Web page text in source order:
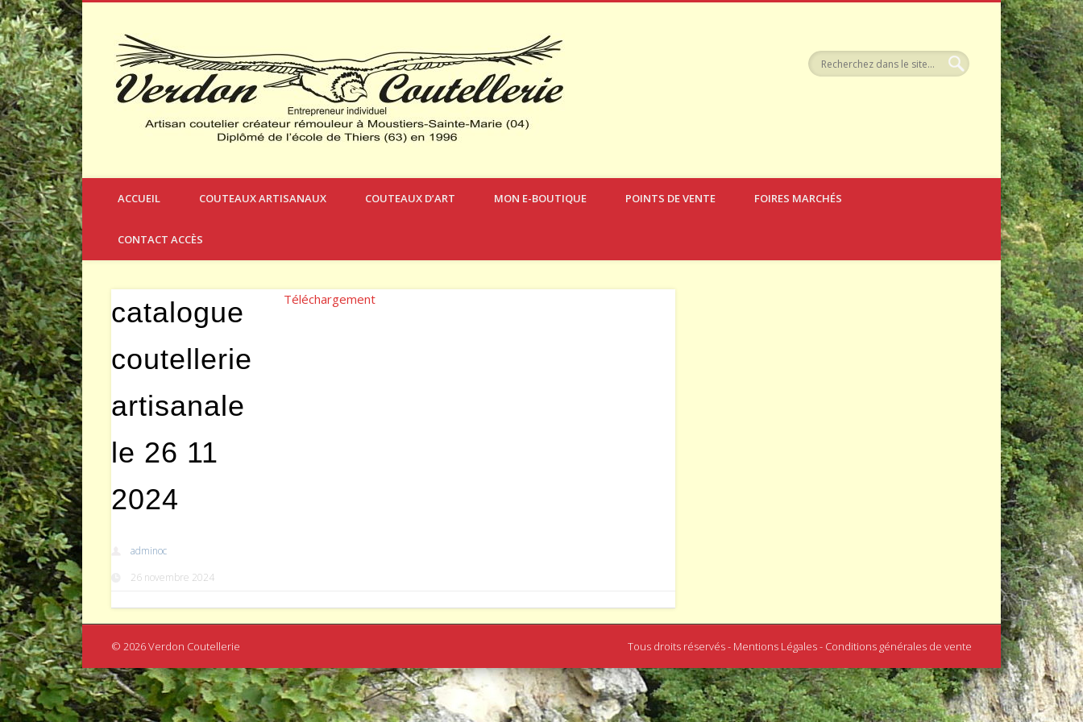
Créateur et Fabricant de Couteaux à Thèmes
ACCUEIL COUTEAUX ARTISANAUX COUTEAUX D’ART MON E-BOUTIQUE POINTS DE VENTE FOIRES MARCHÉS
CONTACT ACCÈS
catalogue
coutellerie
artisanale
le 26 11
2024
adminoc
26 novembre 2024
Téléchargement
© 2026 Verdon Coutellerie Tous droits réservés - Mentions Légales - Conditions générales de vente